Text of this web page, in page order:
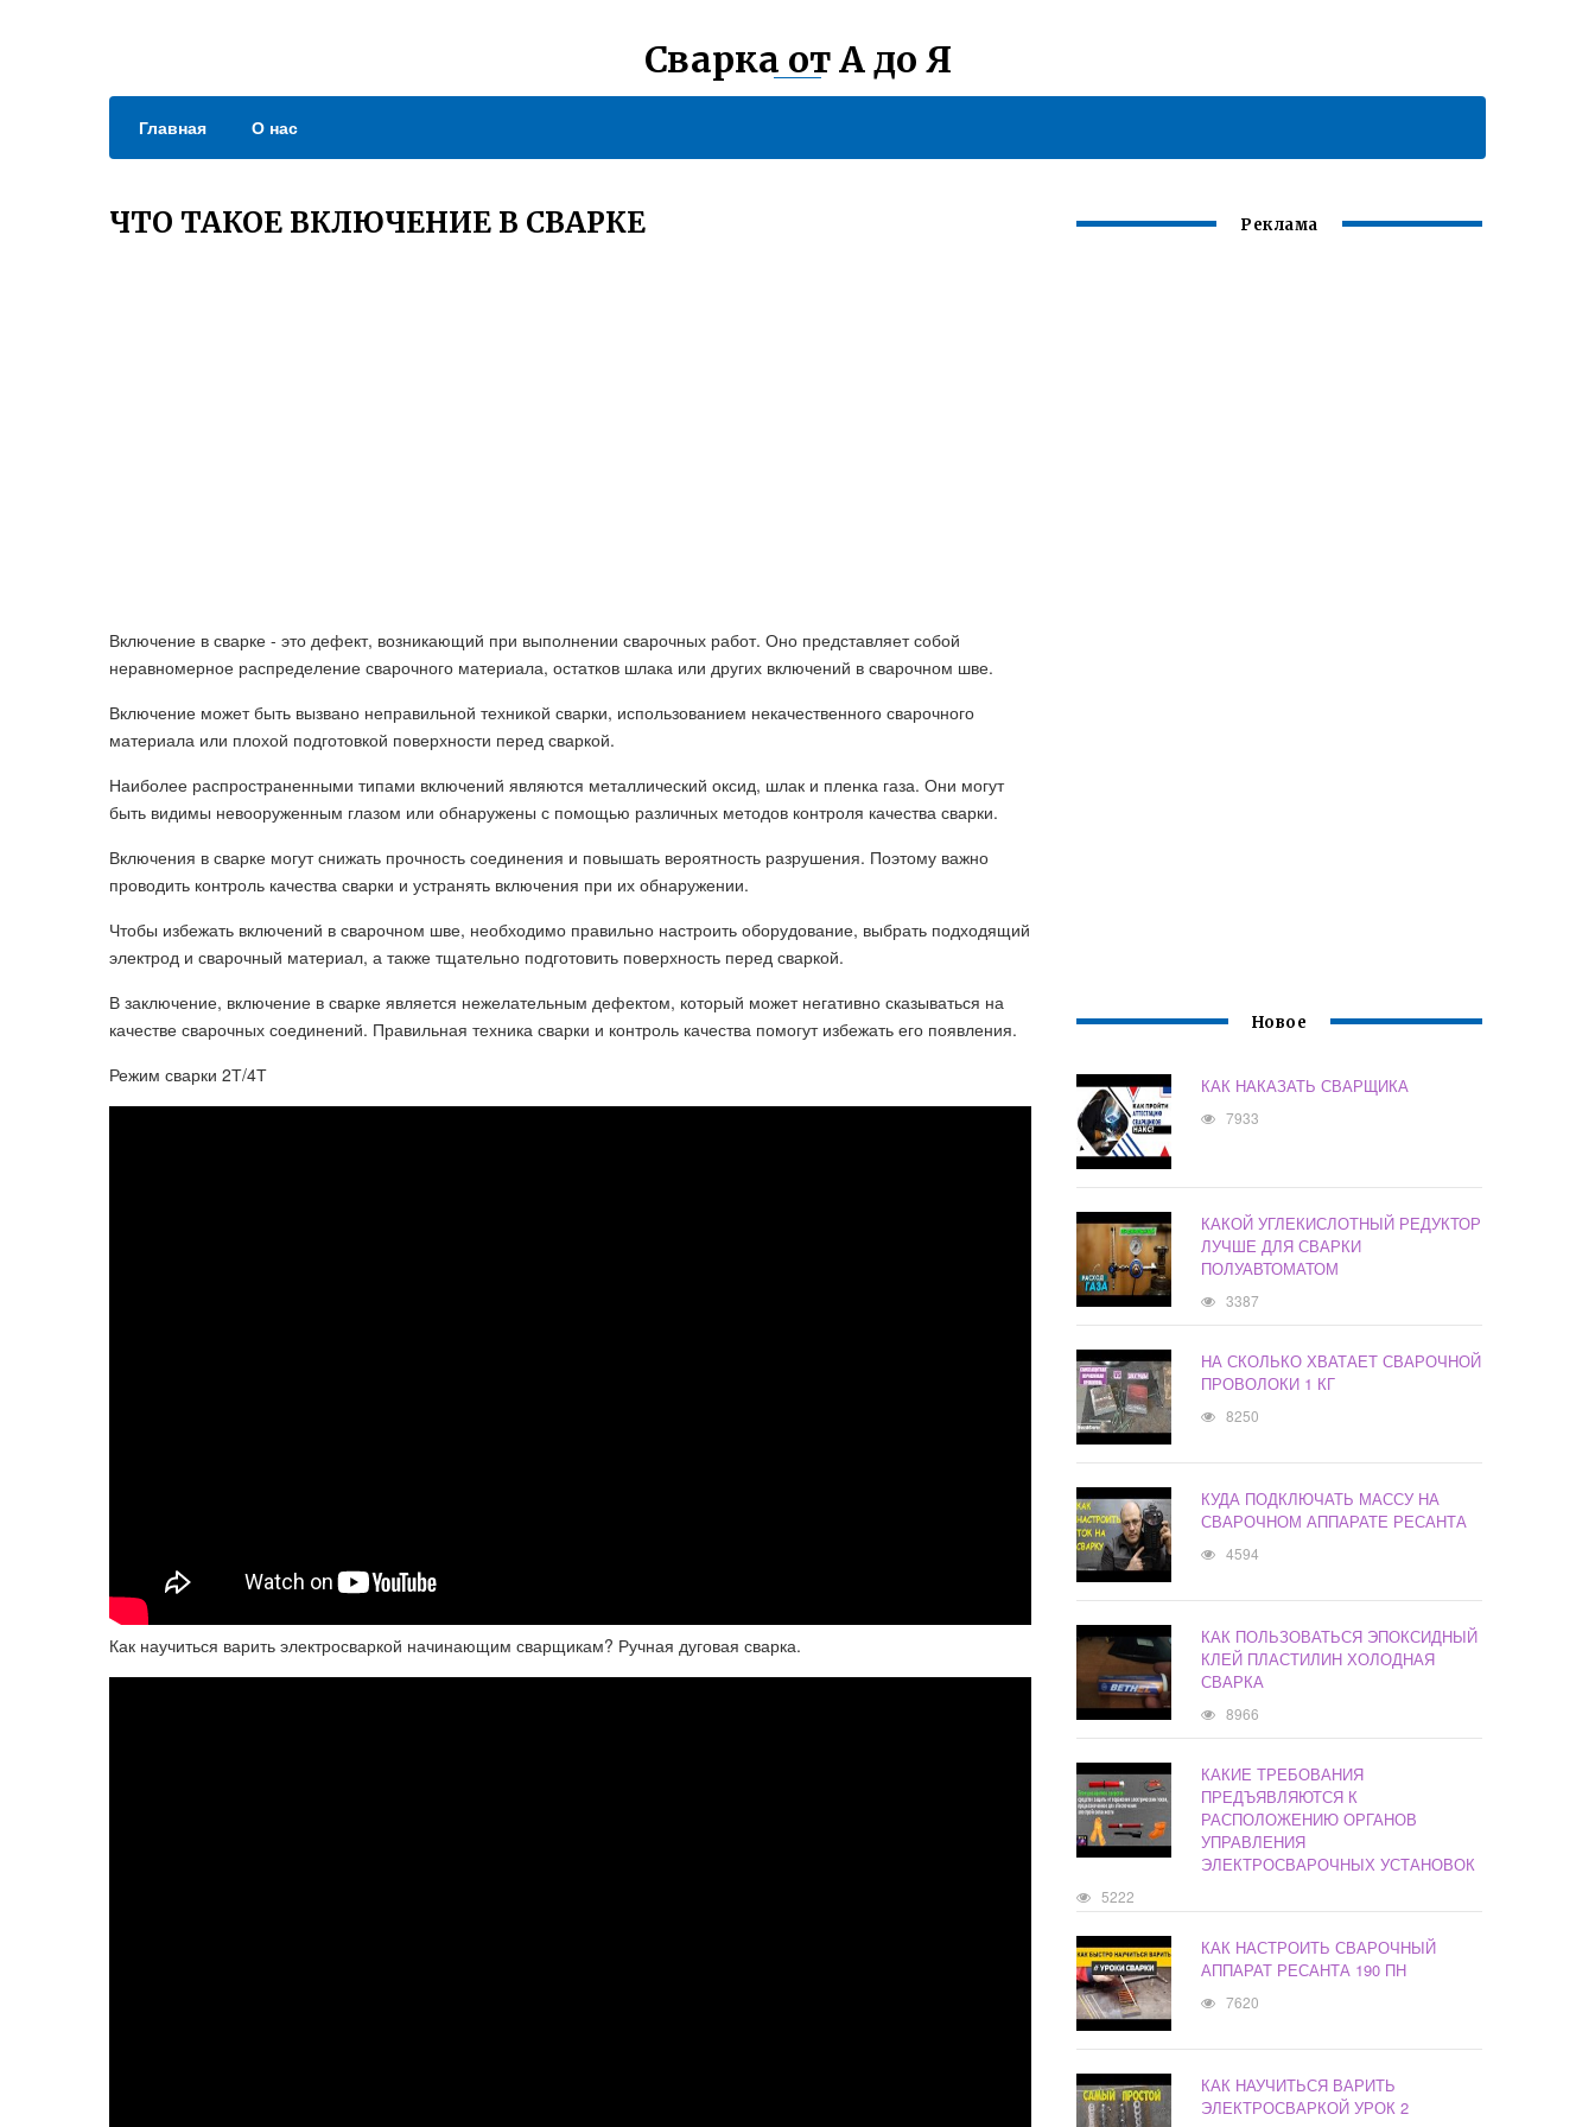
Сварка от А до Я
Главная О нас
ЧТО ТАКОЕ ВКЛЮЧЕНИЕ В СВАРКЕ
Включение в сварке - это дефект, возникающий при выполнении сварочных работ. Оно представляет собой
неравномерное распределение сварочного материала, остатков шлака или других включений в сварочном шве.
Включение может быть вызвано неправильной техникой сварки, использованием некачественного сварочного
материала или плохой подготовкой поверхности перед сваркой.
Наиболее распространенными типами включений являются металлический оксид, шлак и пленка газа. Они могут
быть видимы невооруженным глазом или обнаружены с помощью различных методов контроля качества сварки.
Включения в сварке могут снижать прочность соединения и повышать вероятность разрушения. Поэтому важно
проводить контроль качества сварки и устранять включения при их обнаружении.
Чтобы избежать включений в сварочном шве, необходимо правильно настроить оборудование, выбрать подходящий
электрод и сварочный материал, а также тщательно подготовить поверхность перед сваркой.
В заключение, включение в сварке является нежелательным дефектом, который может негативно сказываться на
качестве сварочных соединений. Правильная техника сварки и контроль качества помогут избежать его появления.
Режим сварки 2Т/4Т
Как научиться варить электросваркой начинающим сварщикам? Ручная дуговая сварка.
Реклама
Новое
КАК НАКАЗАТЬ СВАРЩИКА
7933
КАКОЙ УГЛЕКИСЛОТНЫЙ РЕДУКТОР
ЛУЧШЕ ДЛЯ СВАРКИ
ПОЛУАВТОМАТОМ
3387
НА СКОЛЬКО ХВАТАЕТ СВАРОЧНОЙ
ПРОВОЛОКИ 1 КГ
8250
КУДА ПОДКЛЮЧАТЬ МАССУ НА
СВАРОЧНОМ АППАРАТЕ РЕСАНТА
4594
КАК ПОЛЬЗОВАТЬСЯ ЭПОКСИДНЫЙ
КЛЕЙ ПЛАСТИЛИН ХОЛОДНАЯ
СВАРКА
8966
КАКИЕ ТРЕБОВАНИЯ
ПРЕДЪЯВЛЯЮТСЯ К
РАСПОЛОЖЕНИЮ ОРГАНОВ
УПРАВЛЕНИЯ
ЭЛЕКТРОСВАРОЧНЫХ УСТАНОВОК
5222
КАК НАСТРОИТЬ СВАРОЧНЫЙ
АППАРАТ РЕСАНТА 190 ПН
7620
КАК НАУЧИТЬСЯ ВАРИТЬ
ЭЛЕКТРОСВАРКОЙ УРОК 2